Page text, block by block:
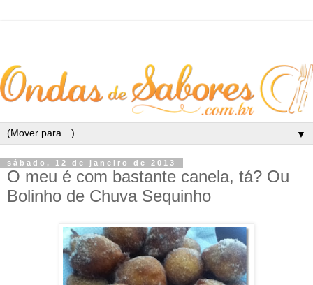
▼
sábado, 12 de janeiro de 2013
O meu é com bastante canela, tá? Ou
Bolinho de Chuva Sequinho